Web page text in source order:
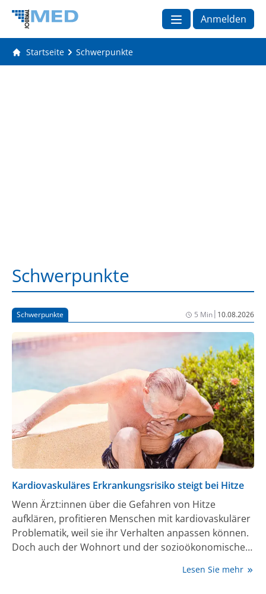
Anmelden
Startseite Schwerpunkte
Schwerpunkte
Schwerpunkte 5 Min| 10.08.2026
Kardiovaskuläres Erkrankungsrisiko steigt bei Hitze
Wenn Ärzt:innen über die Gefahren von Hitze
aufklären, profitieren Menschen mit kardiovaskulärer
Problematik, weil sie ihr Verhalten anpassen können.
Doch auch der Wohnort und der sozioökonomische
Lesen Sie mehr